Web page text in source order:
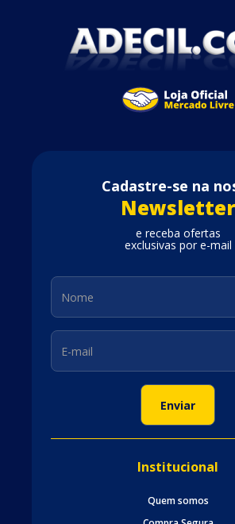
Cadastre-se na
Newsletter
e receba ofertas
exclusivas por e-mail
Institucional
Quem somos